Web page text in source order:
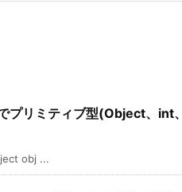
プリミティブ型(Object、
obj ...